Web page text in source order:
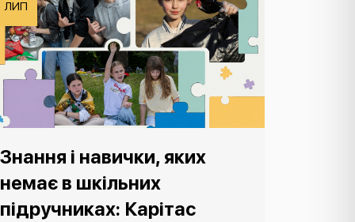
ЛИП
Знання і навички, яких
немає в шкільних
підручниках: Карітас